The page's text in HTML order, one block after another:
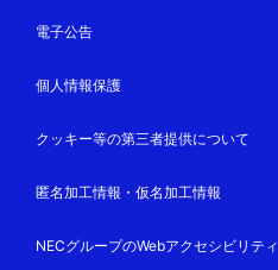
電子公告
個人情報保護
クッキー等の第三者提供について
匿名加工情報・仮名加工情報
NECグループのWebアクセシビリティ